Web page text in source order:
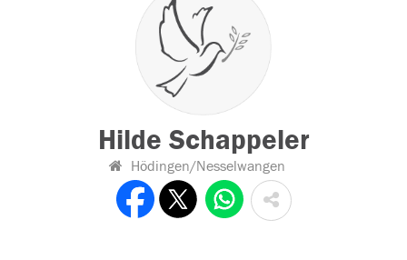
Hilde Schappeler
Hödingen/Nesselwangen